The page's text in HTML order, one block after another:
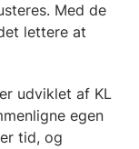
Med de
lettere at
udviklet af KL
egen
tid, og